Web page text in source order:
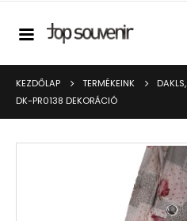
KEZDŐLAP TERMÉKEINK DAKLS,
DK-PR0138 DEKORÁCIÓ